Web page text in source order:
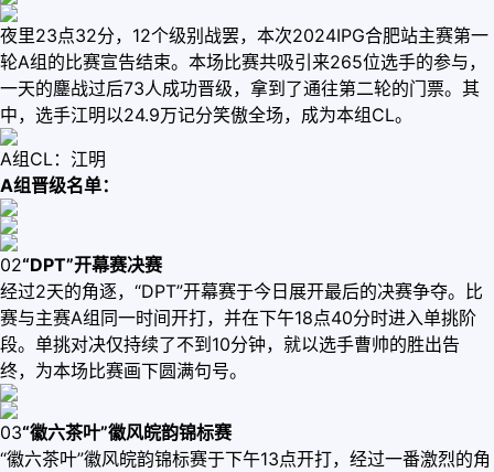
夜里23点32分，12个级别战罢，本次2024IPG合肥站主赛第一
轮A组的比赛宣告结束。本场比赛共吸引来265位选手的参与，
一天的鏖战过后73人成功晋级，拿到了通往第二轮的门票。其
中，选手江明以24.9万记分笑傲全场，成为本组CL。
A组CL：江明
A组晋级名单：
02“DPT”开幕赛决赛
经过2天的角逐，“DPT”开幕赛于今日展开最后的决赛争夺。比
赛与主赛A组同一时间开打，并在下午18点40分时进入单挑阶
段。单挑对决仅持续了不到10分钟，就以选手曹帅的胜出告
终，为本场比赛画下圆满句号。
03“徽六茶叶”徽风皖韵锦标赛
“徽六茶叶”徽风皖韵锦标赛于下午13点开打，经过一番激烈的角